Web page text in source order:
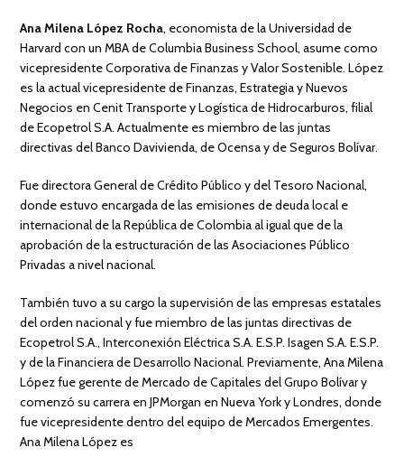
Ana Milena López Rocha, economista de la Universidad de
Harvard con un MBA de Columbia Business School, asume como
vicepresidente Corporativa de Finanzas y Valor Sostenible. López
es la actual vicepresidente de Finanzas, Estrategia y Nuevos
Negocios en Cenit Transporte y Logística de Hidrocarburos, filial
de Ecopetrol S.A. Actualmente es miembro de las juntas
directivas del Banco Davivienda, de Ocensa y de Seguros Bolívar.
Fue directora General de Crédito Público y del Tesoro Nacional,
donde estuvo encargada de las emisiones de deuda local e
internacional de la República de Colombia al igual que de la
aprobación de la estructuración de las Asociaciones Público
Privadas a nivel nacional.
También tuvo a su cargo la supervisión de las empresas estatales
del orden nacional y fue miembro de las juntas directivas de
Ecopetrol S.A., Interconexión Eléctrica S.A. E.S.P. Isagen S.A. E.S.P.
y de la Financiera de Desarrollo Nacional. Previamente, Ana Milena
López fue gerente de Mercado de Capitales del Grupo Bolívar y
comenzó su carrera en JPMorgan en Nueva York y Londres, donde
fue vicepresidente dentro del equipo de Mercados Emergentes.
Ana Milena López es